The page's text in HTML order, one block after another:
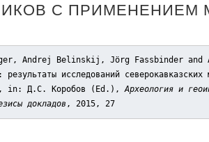
С ПРИМЕНЕНИЕМ
Andrej Belinskij, Jörg Fassbinder and
исследований северокавказских
, in: Д.С. Коробов (Ed.),Археология и
докладов , 2015, 27